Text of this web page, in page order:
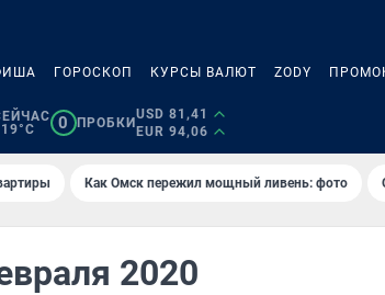
ГОРОСКОП КУРСЫ ВАЛЮТ ZODY
0 ПРОБКИ
USD 81,41
EUR 94,06
Как Омск пережил мощный ливень: фото
2020